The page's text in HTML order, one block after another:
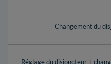
Changement du
Réglage du disjoncteur +